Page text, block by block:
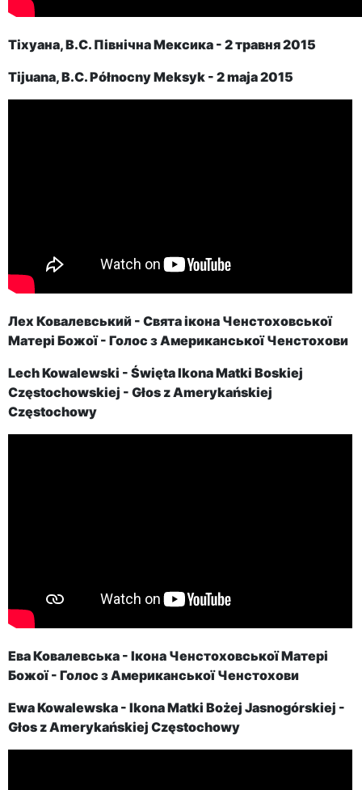
Тіхуана, B.C. Північна Мексика - 2 травня 2015
Tijuana, B.C. Północny Meksyk - 2 maja 2015
Лех Ковалевський - Свята ікона Ченстоховської
Матері Божої - Голос з Американської Ченстохови
Lech Kowalewski - Święta Ikona Matki Boskiej
Częstochowskiej - Głos z Amerykańskiej
Częstochowy
Ева Ковалевська - Ікона Ченстоховської Матері
Божої - Голос з Американської Ченстохови
Ewa Kowalewska - Ikona Matki Bożej Jasnogórskiej -
Głos z Amerykańskiej Częstochowy